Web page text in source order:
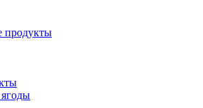
продукты